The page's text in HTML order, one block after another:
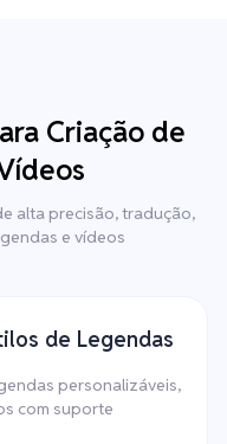
Criação de
alta precisão, tradução,
e vídeos
de Legendas
personalizáveis,
com suporte